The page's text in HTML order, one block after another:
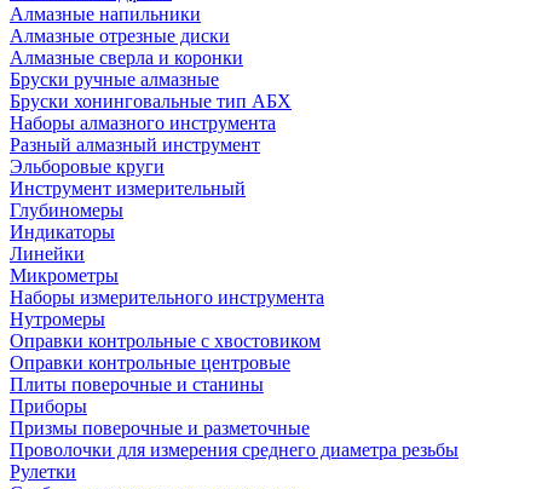
Алмазные напильники
Алмазные отрезные диски
Алмазные сверла и коронки
Бруски ручные алмазные
Бруски хонинговальные тип АБХ
Наборы алмазного инструмента
Разный алмазный инструмент
Эльборовые круги
Инструмент измерительный
Глубиномеры
Индикаторы
Линейки
Микрометры
Наборы измерительного инструмента
Нутромеры
Оправки контрольные с хвостовиком
Оправки контрольные центровые
Плиты поверочные и станины
Приборы
Призмы поверочные и разметочные
Проволочки для измерения среднего диаметра резьбы
Рулетки